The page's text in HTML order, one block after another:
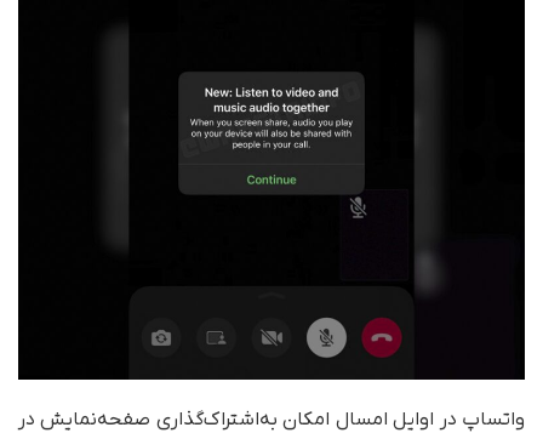
واتساپ در اوایل امسال امکان به‌اشتراک‌گذاری صفحه‌نمایش در